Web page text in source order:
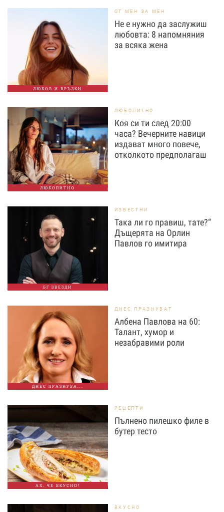
ЛЮБОВ И ВРЪЗКИ
ОТ МЕН ЗА МЕН
Не е нужно да заслужиш
любовта: 8 напомняния
за всяка жена
ЛЮБОПИТНО
ЛЮБОПИТНО
Коя си ти след 20:00
часа? Вечерните навици
издават много повече,
отколкото предполагаш
БГ ЗВЕЗДИ
ИЗВЕСТНИ
Така ли го правиш, тате?“
Дъщерята на Орлин
Павлов го имитира
ДНЕС ПРАЗНУВА...
ДНЕС ПРАЗНУВАТ
Албена Павлова на 60:
Талант, хумор и
незабравими роли
АХ, ЧЕ ВКУСНО!
РЕЦЕПТИ
Пълнено пилешко филе в
бутер тесто
ВКУСНО